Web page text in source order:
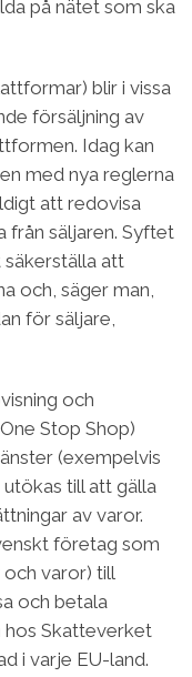
på nätet som ska
blir i vissa
försäljning av
Idag kan
med nya reglerna
att redovisa
från säljaren. Syftet
att
och, säger man,
för säljare,
och
Stop Shop)
(exempelvis
till att gälla
av varor.
företag som
varor) till
och betala
hos Skatteverket
i varje EU-land.